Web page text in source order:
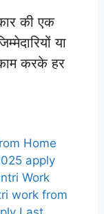
की एक
या
करके हर
Home
apply
Work
work from